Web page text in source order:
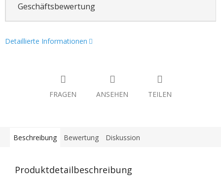
Geschäftsbewertung
Detaillierte Informationen
FRAGEN ANSEHEN TEILEN
Beschreibung Bewertung Diskussion
Produktdetailbeschreibung